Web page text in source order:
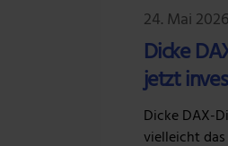
24. Mai 2026
Dicke
jetzt
Dicke DAX-
vielleicht